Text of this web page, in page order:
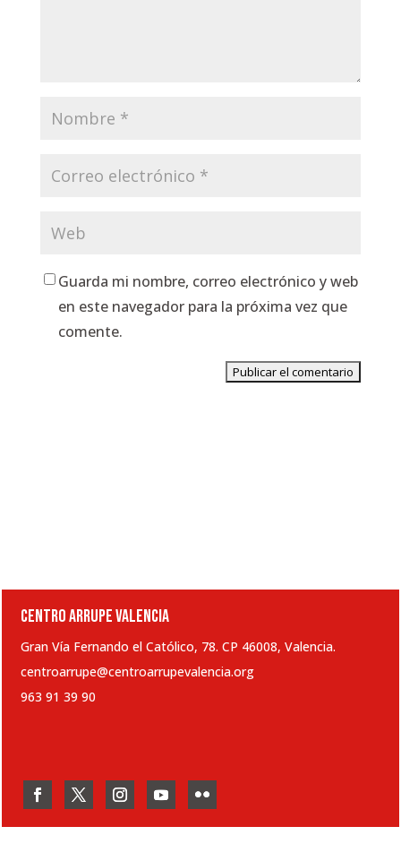
Guarda mi nombre, correo electrónico y web
en este navegador para la próxima vez que
comente.
CENTRO ARRUPE VALENCIA
Gran Vía Fernando el Católico, 78. CP 46008, Valencia.
centroarrupe@centroarrupevalencia.org
963 91 39 90